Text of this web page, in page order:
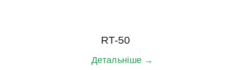
RT-50
Детальніше →